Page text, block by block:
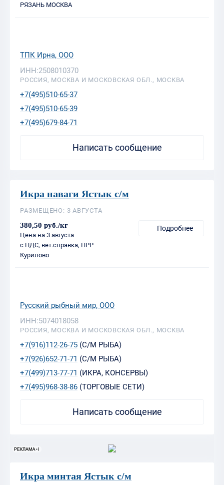
РЯЗАНЬ МОСКВА
ТПК Ирна, ООО
ИНН:2508010370
РОССИЯ, МОСКВА И МОСКОВСКАЯ ОБЛ., МОСКВА
+7(495)510-65-37
+7(495)510-65-39
+7(495)679-84-71
Написать сообщение
Икра наваги Ястык с/м
РАЗМЕЩЕНО: 3 АВГУСТА
380,50 руб./кг
Цена на 3 августа
с НДС, вет.справка, ПРР
Курилово
Подробнее
Русский рыбный мир, ООО
ИНН:5074018058
РОССИЯ, МОСКВА И МОСКОВСКАЯ ОБЛ., МОСКВА
+7(916)112-26-75 (С/М РЫБА)
+7(926)652-71-71 (С/М РЫБА)
+7(499)713-77-71 (ИКРА, КОНСЕРВЫ)
+7(495)968-38-86 (ТОРГОВЫЕ СЕТИ)
Написать сообщение
Икра минтая Ястык с/м